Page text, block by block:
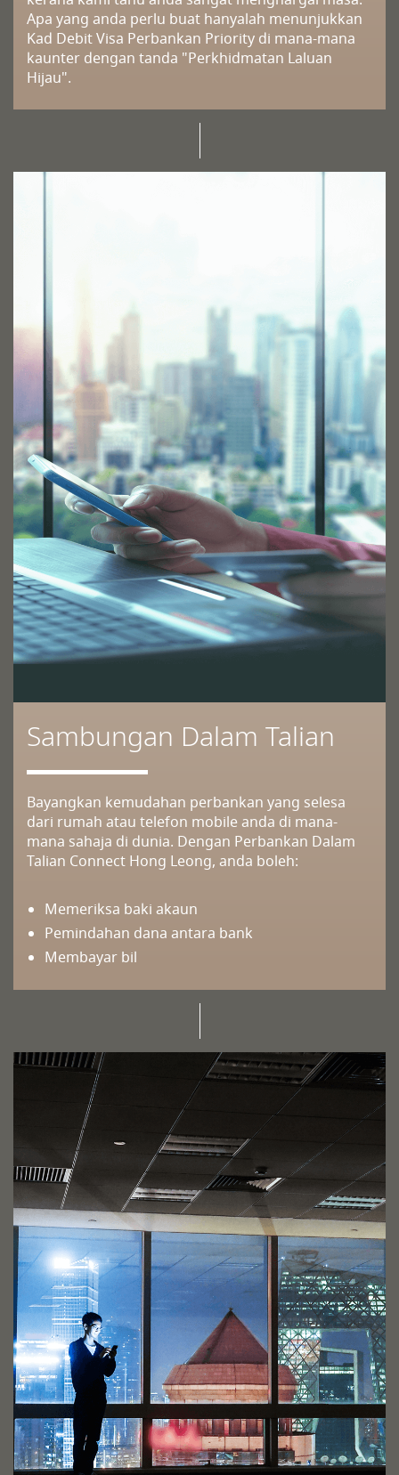
Apa yang anda perlu buat hanyalah menunjukkan
Kad Debit Visa Perbankan Priority di mana-mana
kaunter dengan tanda "Perkhidmatan Laluan
Hijau".
Sambungan Dalam Talian
Bayangkan kemudahan perbankan yang selesa
dari rumah atau telefon mobile anda di mana-
mana sahaja di dunia. Dengan Perbankan Dalam
Talian Connect Hong Leong, anda boleh:
Memeriksa baki akaun
Pemindahan dana antara bank
Membayar bil